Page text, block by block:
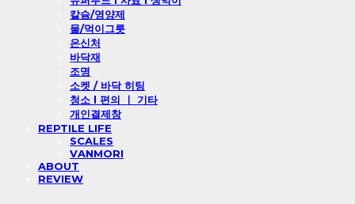
칼슘/영양제
물/먹이그릇
은신처
바닥재
조명
소켓 / 바닥 히팅
청소 l 편의 ㅣ 기타
개인결제창
REPTILE LIFE
SCALES
VANMORI
ABOUT
REVIEW